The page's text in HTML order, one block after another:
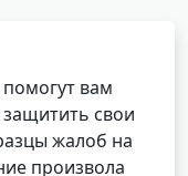
вам
свои
жалоб на
произвола